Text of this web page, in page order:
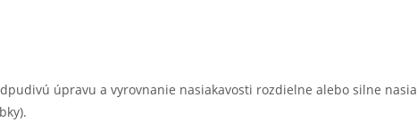
ú úpravu avyrovnanie nasiakavosti rozdielne alebo silne nasia